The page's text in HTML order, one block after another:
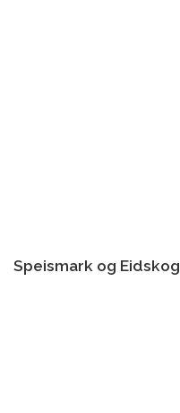
Speismark og Eidskog